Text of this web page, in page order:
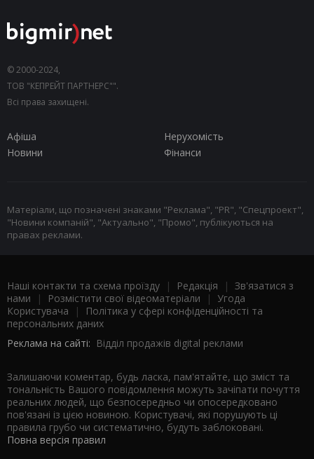
© 2000-2024,
ТОВ "КЕПРЕЙТ ПАРТНЕРС"".
Всі права захищені.
Афіша
Нерухомість
Новини
Фінанси
Матеріали, що позначені знаками "Реклама", "PR", "Спецпроект",
"Новини компаній", "Актуально", "Промо", публікуються на
правах реклами.
Наші контакти та схема проїзду | Редакція | Зв'язатися з
нами | Розмістити свої відеоматеріали | Угода
Користувача |
Політика у сфері конфіденційності та
персональних даних
Реклама на сайті: Відділ продажів digital реклами
Залишаючи коментар, будь ласка, пам'ятайте, що зміст та
тональність Вашого повідомлення можуть зачіпати почуття
реальних людей, що безпосередньо чи опосередковано
пов'язані із цією новиною. Користувачі, які порушують ці
правила грубо чи систематично, будуть заблоковані.
Повна версія правил